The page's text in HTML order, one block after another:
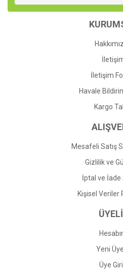
Ürün bilgilerinde hatalar
Ürün fiyatı diğer sitelerden daha
Gönder
İletişim
Havale
Kargo
Mesafeli Satış
Gizlilik ve
İptal ve İade
Kişisel Veriler
Yeni
Üye